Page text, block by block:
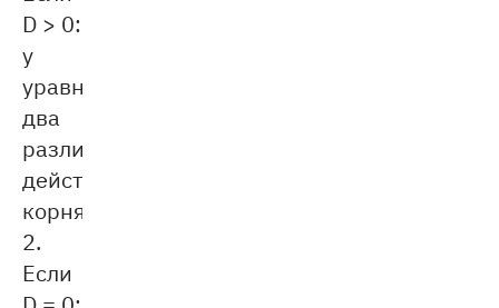
D > 0:
у
уравнения
два
различных
действительных
корня.
2.
Eсли